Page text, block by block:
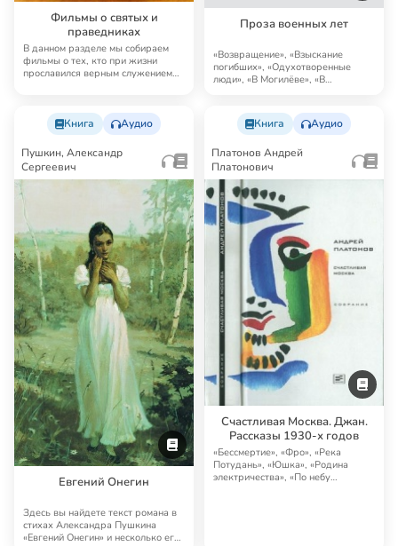
Фильмы о святых и
праведниках
В данном разделе мы собираем
фильмы о тех, кто при жизни
прославился верным служением
Проза военных лет
«Возвращение», «Взыскание
погибших», «Одухотворенные
люди», «В Могилёве», «В
Книга Аудио
Пушкин, Александр
Сергеевич
Евгений Онегин
Здесь вы найдете текст романа в
стихах Александра Пушкина
«Евгений Онегин» и несколько его
Книга Аудио
Платонов Андрей
Платонович
Счастливая Москва. Джан.
Рассказы 1930-х годов
«Бессмертие», «Фро», «Река
Потудань», «Юшка», «Родина
электричества», «По небу